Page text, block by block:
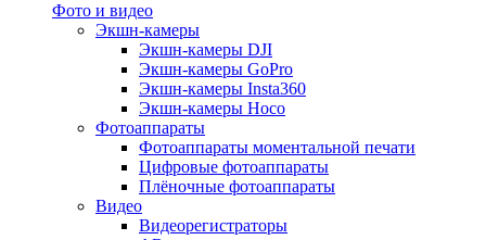
Фото и видео
Экшн-камеры
Экшн-камеры DJI
Экшн-камеры GoPro
Экшн-камеры Insta360
Экшн-камеры Hoco
Фотоаппараты
Фотоаппараты моментальной печати
Цифровые фотоаппараты
Плёночные фотоаппараты
Видео
Видеорегистраторы